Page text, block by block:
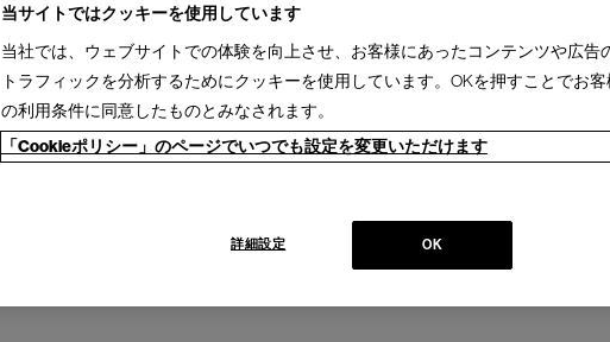
当サイトではクッキーを使用しています
当社では、ウェブサイトでの体験を向上させ、お客様にあったコンテンツや広告
トラフィックを分析するためにクッキーを使用しています。OKを押すことでお
の利用条件に同意したものとみなされます。
「Cookieポリシー」のページでいつでも設定を変更いただけます
OK
詳細設定